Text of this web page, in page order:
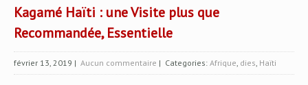
Kagamé Haïti : une Visite plus que
Recommandée, Essentielle
février 13, 2019 | Aucun commentaire | Categories: Afrique, dies, Haïti